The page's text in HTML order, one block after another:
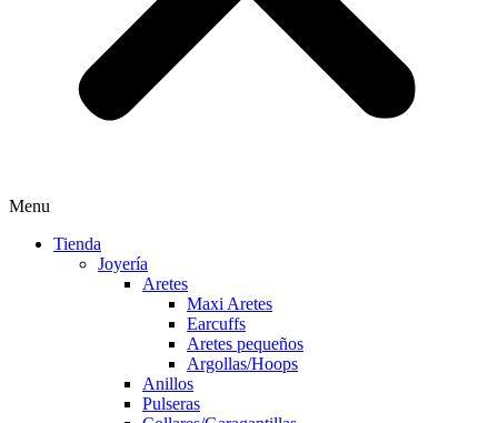
Menu
Tienda
Joyería
Aretes
Maxi Aretes
Earcuffs
Aretes pequeños
Argollas/Hoops
Anillos
Pulseras